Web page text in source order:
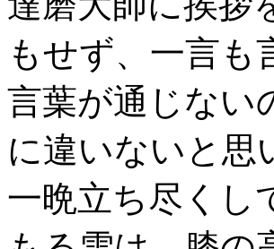
もせず、一言も
言葉が通じない
に違いないと思
一晩立ち尽くし